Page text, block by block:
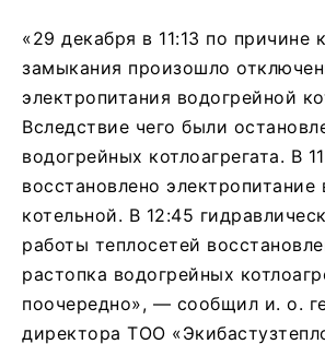
«29 декабря в 11:13 по причине
замыкания произошло
электропитания водогрейной
Вследствие чего были
водогрейных котлоагрегата. В
восстановлено электропитание
котельной. В 12:45
работы теплосетей
растопка водогрейных
поочередно», — сообщил и. о.
директора ТОО